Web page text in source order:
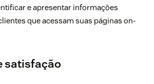
e apresentar informações
que acessam suas páginas on-
satisfação